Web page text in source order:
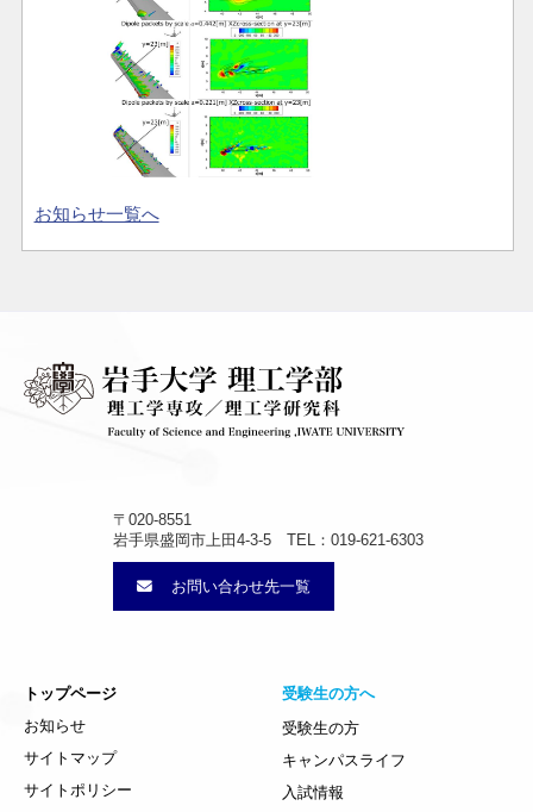
お知らせ一覧へ
〒020-8551
岩手県盛岡市上田4-3-5 TEL：019-621-6303
お問い合わせ先一覧
トップページ
お知らせ
サイトマップ
サイトポリシー
受験生の方へ
受験生の方
キャンパスライフ
入試情報